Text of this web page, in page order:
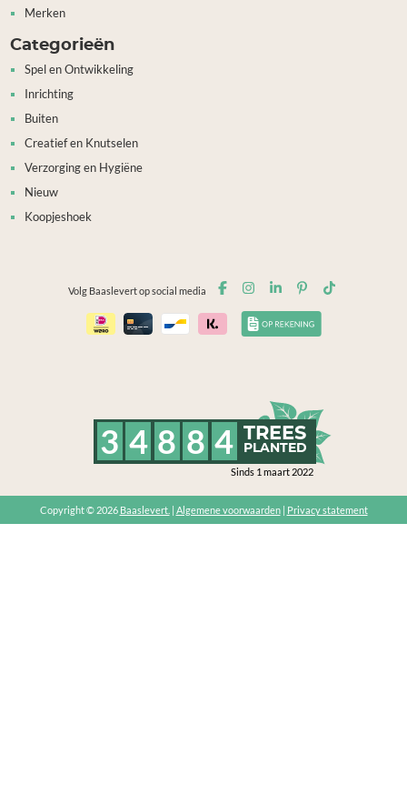
Merken
Categorieën
Spel en Ontwikkeling
Inrichting
Buiten
Creatief en Knutselen
Verzorging en Hygiëne
Nieuw
Koopjeshoek
Volg Baaslevert op social media
3 4 8 8 4 TREES
PLANTED
Sinds 1 maart 2022
Copyright © 2026 Baaslevert. | Algemene voorwaarden| Privacy statement